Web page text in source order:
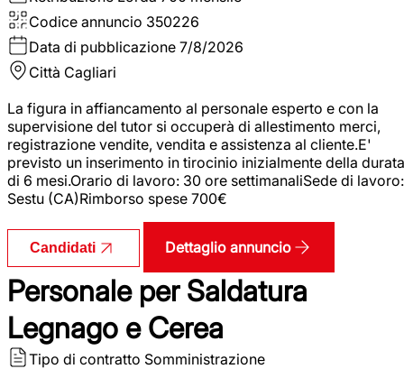
Codice annuncio 350226
Data di pubblicazione 7/8/2026
Città Cagliari
La figura in affiancamento al personale esperto e con la
supervisione del tutor si occuperà di allestimento merci,
registrazione vendite, vendita e assistenza al cliente.E'
previsto un inserimento in tirocinio inizialmente della durata
di 6 mesi.Orario di lavoro: 30 ore settimanaliSede di lavoro:
Sestu (CA)Rimborso spese 700€
Candidati Dettaglio annuncio
Personale per Saldatura
Legnago e Cerea
Tipo di contratto Somministrazione